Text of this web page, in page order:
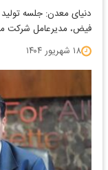
دنیای معدن: جلسه
فیض، مدیرعامل شرکت
۱۸ شهریور ۱۴۰۴